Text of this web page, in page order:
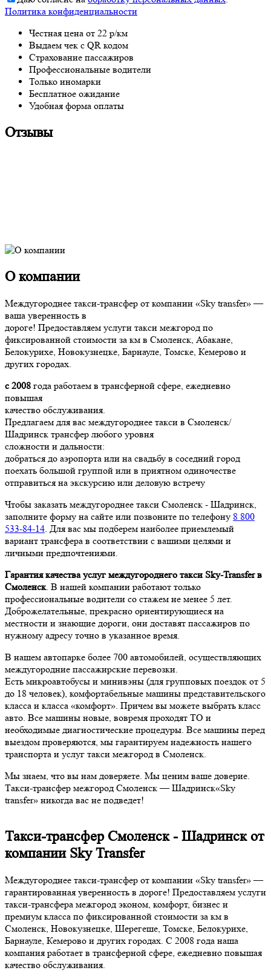
Политика конфиденциальности
Честная цена от 22 р/км
Выдаем чек с QR кодом
Страхование пассажиров
Профессиональные водители
Только иномарки
Бесплатное ожидание
Удобная форма оплаты
Отзывы
О компании
Междугороднее такси-трансфер от компании «Sky transfer» —
ваша уверенность в
дороге! Предоставляем услуги такси межгород по
фиксированной стоимости за км в Смоленск, Абакане,
Белокурихе, Новокузнецке, Барнауле, Томске, Кемерово и
других городах.
с 2008 года работаем в трансферной сфере, ежедневно
повышая
качество обслуживания.
Предлагаем для вас междугороднее такси в Смоленск/
Шадринск трансфер любого уровня
сложности и дальности:
добраться до аэропорта или на свадьбу в соседний город
поехать большой группой или в приятном одиночестве
отправиться на экскурсию или деловую встречу
Чтобы заказать междугороднее такси Смоленск - Шадринск,
заполните форму на сайте или позвоните по телефону 8 800
533-84-14. Для вас мы подберем наиболее приемлемый
вариант трансфера в соответствии с вашими целями и
личными предпочтениями.
Гарантия качества услуг междугороднего такси Sky-Transfer в
Смоленск. В нашей компании работают только
профессиональные водители со стажем не менее 5 лет.
Доброжелательные, прекрасно ориентирующиеся на
местности и знающие дороги, они доставят пассажиров по
нужному адресу точно в указанное время.
В нашем автопарке более 700 автомобилей, осуществляющих
междугородние пассажирские перевозки.
Есть микроавтобусы и минивэны (для групповых поездок от 5
до 18 человек), комфортабельные машины представительского
класса и класса «комфорт». Причем вы можете выбрать класс
авто. Все машины новые, вовремя проходят ТО и
необходимые диагностические процедуры. Все машины перед
выездом проверяются, мы гарантируем надежность нашего
транспорта и услуг такси межгород в Смоленск.
Мы знаем, что вы нам доверяете. Мы ценим ваше доверие.
Такси-трансфер межгород Смоленск — Шадринск«Sky
transfer» никогда вас не подведет!
Такси-трансфер Смоленск - Шадринск от
компании Sky Transfer
Междугороднее такси-трансфер от компании «Sky transfer» —
гарантированная уверенность в дороге! Предоставляем услуги
такси-трансфера межгород эконом, комфорт, бизнес и
премиум класса по фиксированной стоимости за км в
Смоленск, Новокузнецке, Шерегеше, Томске, Белокурихе,
Барнауле, Кемерово и других городах. С 2008 года наша
компания работает в трансферной сфере, ежедневно повышая
качество обслуживания.